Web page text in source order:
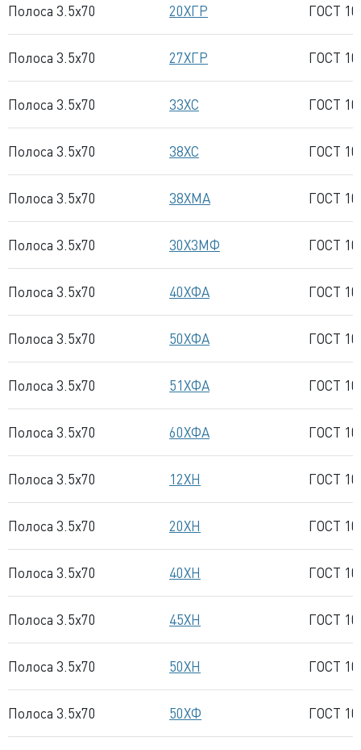
Полоса 3.5x70 20ХГР ГОСТ
Полоса 3.5x70 27ХГР ГОСТ
Полоса 3.5x70 33ХС ГОСТ
Полоса 3.5x70 38ХС ГОСТ
Полоса 3.5x70 38ХМА ГОСТ
Полоса 3.5x70 30Х3МФ ГОСТ
Полоса 3.5x70 40ХФА ГОСТ
Полоса 3.5x70 50ХФА ГОСТ
Полоса 3.5x70 51ХФА ГОСТ
Полоса 3.5x70 60ХФА ГОСТ
Полоса 3.5x70 12ХН ГОСТ
Полоса 3.5x70 20ХН ГОСТ
Полоса 3.5x70 40ХН ГОСТ
Полоса 3.5x70 45ХН ГОСТ
Полоса 3.5x70 50ХН ГОСТ
Полоса 3.5x70 50ХФ ГОСТ